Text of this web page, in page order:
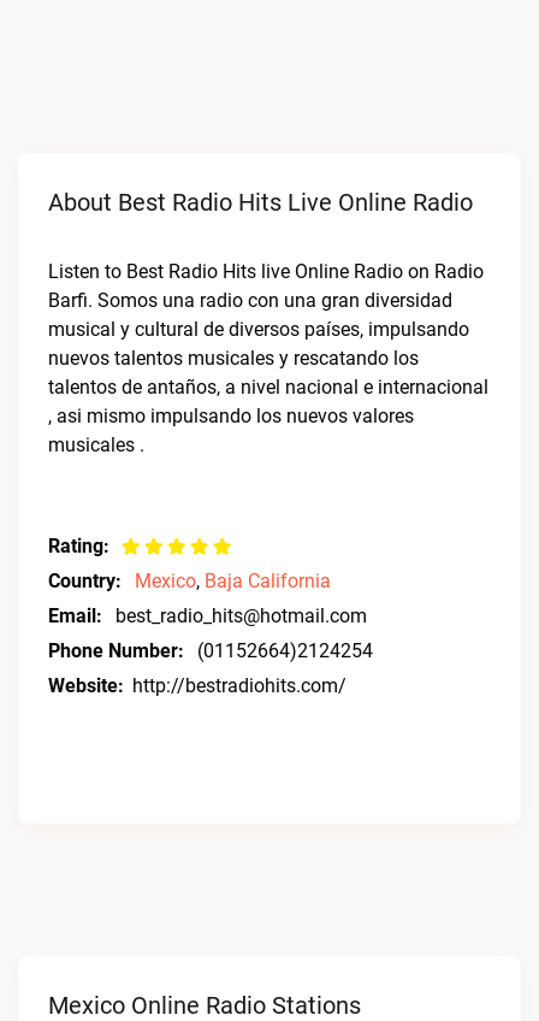
About Best Radio Hits Live Online Radio
Listen to Best Radio Hits live Online Radio on Radio
Barfi. Somos una radio con una gran diversidad
musical y cultural de diversos países, impulsando
nuevos talentos musicales y rescatando los
talentos de antaños, a nivel nacional e internacional
, asi mismo impulsando los nuevos valores
musicales .
Rating:
Country:
Mexico, Baja California
Email:
best_radio_hits@hotmail.com
Phone Number:
(01152664)2124254
Website: http://bestradiohits.com/
Mexico Online Radio Stations